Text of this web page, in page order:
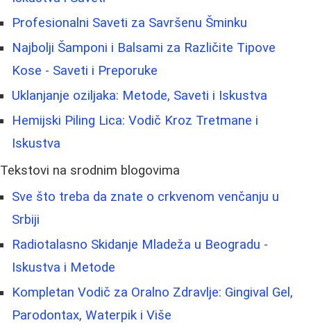
Profesionalni Saveti za Savršenu Šminku
Najbolji Šamponi i Balsami za Različite Tipove
Kose - Saveti i Preporuke
Uklanjanje oziljaka: Metode, Saveti i Iskustva
Hemijski Piling Lica: Vodič Kroz Tretmane i
Iskustva
Tekstovi na srodnim blogovima
Sve što treba da znate o crkvenom venčanju u
Srbiji
Radiotalasno Skidanje Mladeža u Beogradu -
Iskustva i Metode
Kompletan Vodič za Oralno Zdravlje: Gingival Gel,
Parodontax, Waterpik i Više